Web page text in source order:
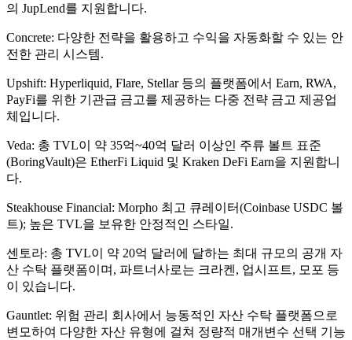
의 JupLend를 지원합니다.
Concrete: 다양한 전략을 활용하고 수익을 자동화할 수 있는 안
전한 관리 시스템.
Upshift: Hyperliquid, Flare, Stellar 등의 플랫폼에서 Earn, RWA,
PayFi를 위한 기관급 금고를 제공하는 다중 전략 금고 제공업
체입니다.
Veda: 총 TVL이 약 35억~40억 달러 이상인 주류 볼트 표준
(BoringVault)은 EtherFi Liquid 및 Kraken DeFi Earn을 지원합니
다.
Steakhouse Financial: Morpho 최고 큐레이터(Coinbase USDC 볼
트); 높은 TVL을 보유한 안정적인 스타일.
센토라: 총 TVL이 약 20억 달러에 달하는 최대 규모의 공개 자
산 수탁 플랫폼이며, 파트너사로는 크라켄, 업시프트, 모포 등
이 있습니다.
Gauntlet: 위험 관리 회사에서 능동적인 자산 수탁 플랫폼으로
변모하여 다양한 자산 유형에 걸쳐 정량적 매개변수 선택 기능